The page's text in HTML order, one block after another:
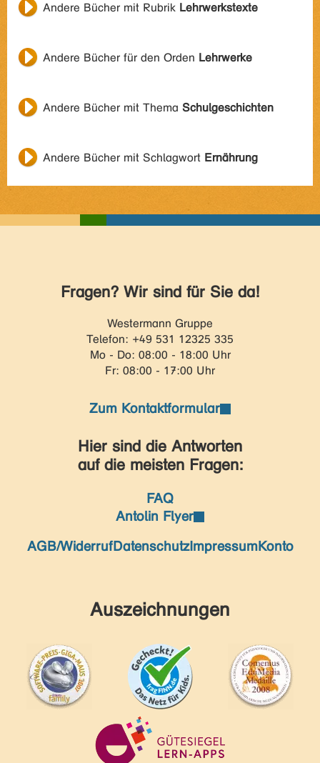
Andere Bücher mit Rubrik Lehrwerkstexte
Andere Bücher für den Orden Lehrwerke
Andere Bücher mit Thema Schulgeschichten
Andere Bücher mit Schlagwort Ernährung